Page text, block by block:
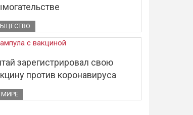
зарегистрировал свою
против коронавируса
МИРЕ